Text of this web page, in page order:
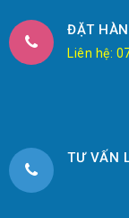
ĐẶT
Liên hệ:
TƯ VẤN